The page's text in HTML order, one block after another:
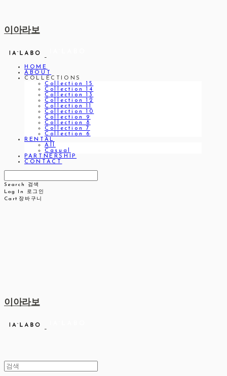
이아라보
HOME
ABOUT
COLLECTIONS
Collection 15
Collection 14
Collection 13
Collection 12
Collection 11
Collection 10
Collection 9
Collection 8
Collection 7
Collection 6
RENTAL
All
Casual
PARTNERSHIP
CONTACT
Search
검색
Log In
로그인
Cart 장바구니
이아라보